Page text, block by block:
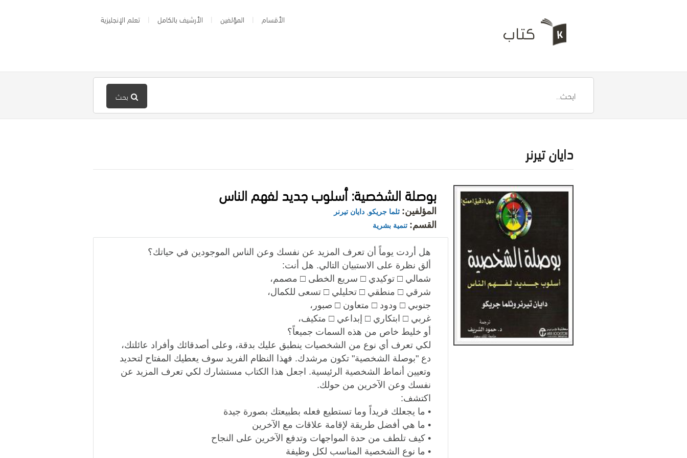
الأقسام المؤلفين الأرشيف بالكامل تعلم الإنجليزية
بحث
دايان تيرنر
بوصلة الشخصية: أسلوب جديد لفهم الناس
المؤلفين: ثلما جريكو دايان تيرنر
القسم: تنمية بشرية
هل أردت يوماً أن تعرف المزيد عن نفسك وعن الناس الموجودين في حياتك؟
ألق نظرة على الاستبيان التالي. هل أنت:
شمالي □ توكيدي □ سريع الخطى □ مصمم،
شرقي □ منطقي □ تحليلي □ تسعى للكمال،
جنوبي □ ودود □ متعاون □ صبور،
غربي □ ابتكاري □ إبداعي □ متكيف،
أو خليط خاص من هذه السمات جميعاً؟
لكي تعرف أي نوع من الشخصيات ينطبق عليك بدقة، وعلى أصدقائك وأفراد عائلتك،
دع "بوصلة الشخصية" تكون مرشدك. فهذا النظام الفريد سوف يعطيك المفتاح لتحديد
وتعيين أنماط الشخصية الرئيسية. اجعل هذا الكتاب مستشارك لكي تعرف المزيد عن
نفسك وعن الآخرين من حولك.
اكتشف:
• ما يجعلك فريداً وما تستطيع فعله بطبيعتك بصورة جيدة
• ما هي أفضل طريقة لإقامة علاقات مع الآخرين
• كيف تلطف من حدة المواجهات وتدفع الآخرين على النجاح
• ما نوع الشخصية المناسب لكل وظيفة